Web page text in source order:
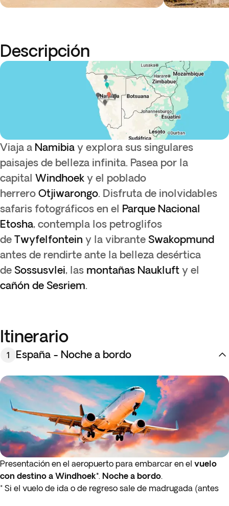
Descripción
Viaja a Namibia y explora sus singulares
paisajes de belleza infinita. Pasea por la
capital Windhoek y el poblado
herrero Otjiwarongo. Disfruta de inolvidables
safaris fotográficos en el Parque Nacional
Etosha, contempla los petroglifos
de Twyfelfontein y la vibrante Swakopmund
antes de rendirte ante la belleza desértica
de Sossusvlei, las montañas Naukluft y el
cañón de Sesriem.
Itinerario
1 España - Noche a bordo
Presentación en el aeropuerto para embarcar en el vuelo
con destino a Windhoek*. Noche a bordo.
* Si el vuelo de ida o de regreso sale de madrugada (antes